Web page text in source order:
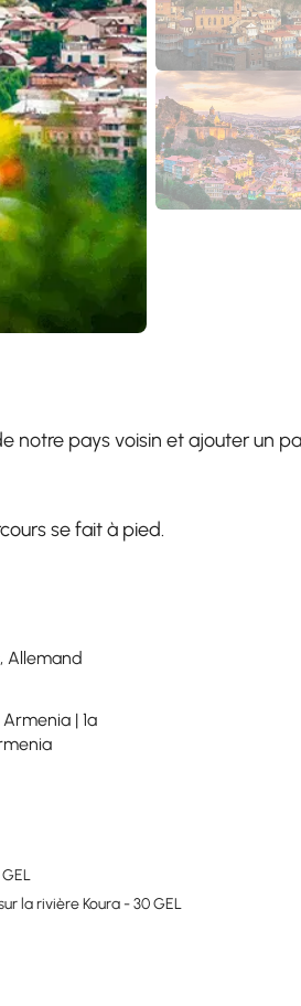
notre pays voisin et ajouter un
se fait à pied.
Allemand
| 1a
la rivière Koura - 30 GEL